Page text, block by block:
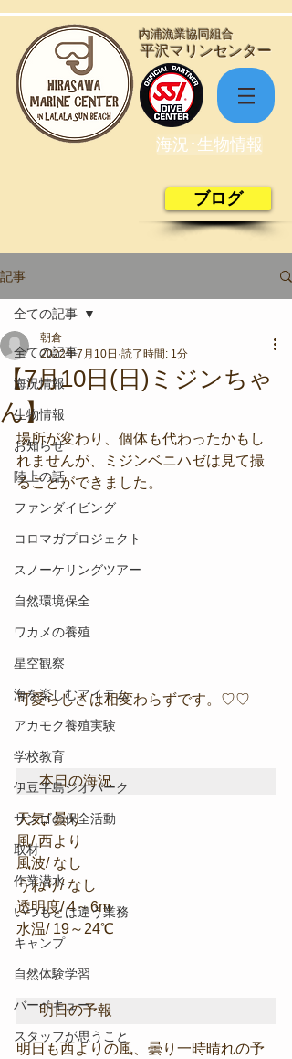
​平沢マリンセンター
​内浦漁業協同組合
海況･生物情報
ブログ
記事
全ての記事
海況情報
生物情報
お知らせ
陸上の話
ファンダイビング
コロマガプロジェクト
スノーケリングツアー
自然環境保全
ワカメの養殖
星空観察
海を楽しむアイテム
アカモク養殖実験
学校教育
伊豆半島ジオパーク
サンゴの保全活動
取材
作業潜水
いつもとは違う業務
キャンプ
自然体験学習
バーベキュー
スタッフが思うこと
全ての記事
【7月10日(日)ミジンちゃ
ん】
朝倉
2022年7月10日 読了時間: 1分
場所が変わり、個体も代わったかもし
れませんが、ミジンベニハゼは見て撮
ることができました。
可愛らしさは相変わらずです。♡♡
本日の海況
天気/ 曇り
風/ 西より
風波/ なし
うねり/ なし
透明度/ 4～6m
水温/ 19～24℃
明日の予報
明日も西よりの風、曇り一時晴れの予